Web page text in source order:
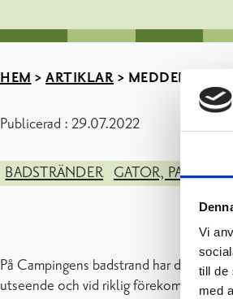
Vi
till de
med
HEM > ARTIKLAR > MEDDELANDE
Publicerad : 29.07.2022
BADSTRÄNDER GATOR, PARKER
På Campingens badstrand har den
utseende och vid riklig förekomst